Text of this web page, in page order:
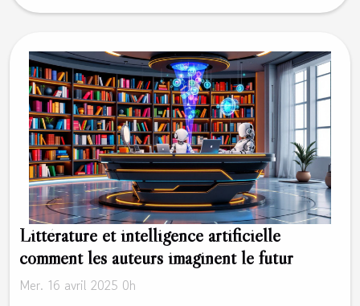
Littérature et intelligence artificielle
comment les auteurs imaginent le futur
Mer. 16 avril 2025 0h